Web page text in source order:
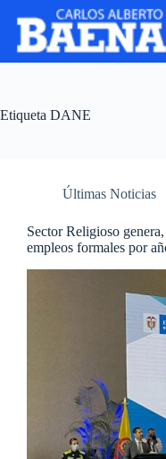
Etiqueta DANE
Últimas Noticias
Sector Religioso
empleos formales por